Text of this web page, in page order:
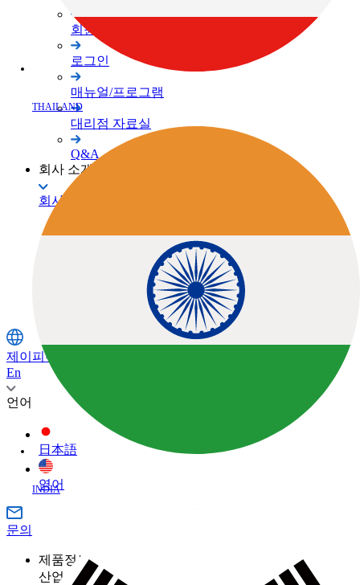
회원가입
로그인
매뉴얼/프로그램
대리점 자료실
Q&A
회사 소개
회사 소개
제이피주식회사
En
언어
日本語
영어
문의
제품정보
산업
THAILAND
INDIA